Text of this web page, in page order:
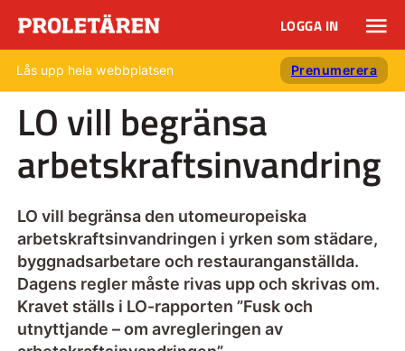
LOGGA IN
Lås upp hela webbplatsen Prenumerera
LO vill begränsa
arbetskraftsinvandring
LO vill begränsa den utomeuropeiska
arbetskraftsinvandringen i yrken som städare,
byggnadsarbetare och restauranganställda.
Dagens regler måste rivas upp och skrivas om.
Kravet ställs i LO-rapporten ”Fusk och
utnyttjande – om avregleringen av